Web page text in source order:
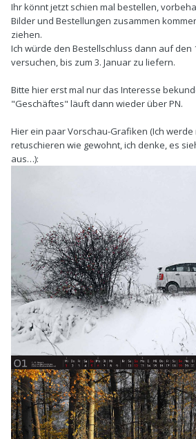
Ihr könnt jetzt schien mal bestellen,
Bilder und Bestellungen zusammen
ziehen.
Ich würde den Bestellschluss dann auf den
versuchen, bis zum 3. Januar zu liefern.
Bitte hier erst mal nur das Interesse
"Geschäftes" läuft dann wieder über PN.
Hier ein paar Vorschau-Grafiken (Ich
retuschieren wie gewohnt, ich denke, es
aus…):